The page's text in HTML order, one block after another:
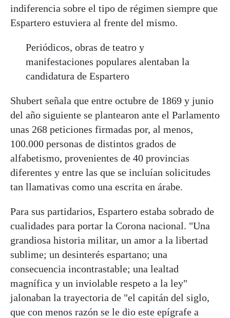
indiferencia sobre el tipo de régimen siempre que
Espartero estuviera al frente del mismo.
Periódicos, obras de teatro y
manifestaciones populares alentaban la
candidatura de Espartero
Shubert señala que entre octubre de 1869 y junio
del año siguiente se plantearon ante el Parlamento
unas 268 peticiones firmadas por, al menos,
100.000 personas de distintos grados de
alfabetismo, provenientes de 40 provincias
diferentes y entre las que se incluían solicitudes
tan llamativas como una escrita en árabe.
Para sus partidarios, Espartero estaba sobrado de
cualidades para portar la Corona nacional. "Una
grandiosa historia militar, un amor a la libertad
sublime; un desinterés espartano; una
consecuencia incontrastable; una lealtad
magnífica y un inviolable respeto a la ley"
jalonaban la trayectoria de "el capitán del siglo,
que con menos razón se le dio este epígrafe a